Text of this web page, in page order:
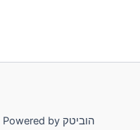
Copyright © 2026 הוביטק | Powered by הוביטק